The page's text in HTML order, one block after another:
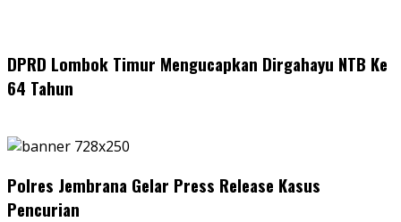
DPRD Lombok Timur Mengucapkan Dirgahayu NTB Ke
64 Tahun
Polres Jembrana Gelar Press Release Kasus
Pencurian